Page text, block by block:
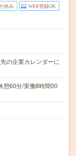
休み WEB登録OK
の企業カレンダーに
憩60分/実働8時間00